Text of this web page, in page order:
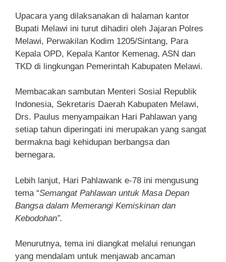
Upacara yang dilaksanakan di halaman kantor
Bupati Melawi ini turut dihadiri oleh Jajaran Polres
Melawi, Perwakilan Kodim 1205/Sintang, Para
Kepala OPD, Kepala Kantor Kemenag, ASN dan
TKD di lingkungan Pemerintah Kabupaten Melawi.
Membacakan sambutan Menteri Sosial Republik
Indonesia, Sekretaris Daerah Kabupaten Melawi,
Drs. Paulus menyampaikan Hari Pahlawan yang
setiap tahun diperingati ini merupakan yang sangat
bermakna bagi kehidupan berbangsa dan
bernegara.
Lebih lanjut, Hari Pahlawank e-78 ini mengusung
tema “Semangat Pahlawan untuk Masa Depan
Bangsa dalam Memerangi Kemiskinan dan
Kebodohan”.
Menurutnya, tema ini diangkat melalui renungan
yang mendalam untuk menjawab ancaman